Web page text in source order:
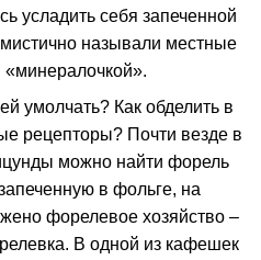
усладить себя запеченной
называли местные
«минералочкой».
умолчать? Как обделить в
рецепторы? Почти везде в
можно найти форель
в фольге, на
форелевое хозяйство –
В одной из кафешек